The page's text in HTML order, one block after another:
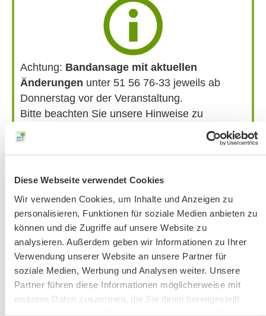
Diese Webseite verwendet Cookies
Wir verwenden Cookies, um Inhalte und Anzeigen zu
personalisieren, Funktionen für soziale Medien anbieten zu
können und die Zugriffe auf unsere Website zu
analysieren. Außerdem geben wir Informationen zu Ihrer
Verwendung unserer Website an unsere Partner für
soziale Medien, Werbung und Analysen weiter. Unsere
Partner führen diese Informationen möglicherweise mit
weiteren Daten zusammen, die Sie ihnen bereitgestellt
Achtung: Bandansage mit aktuellen
Änderungen unter 51 56 76-33 jeweils ab
Donnerstag vor der Veranstaltung.
Bitte beachten Sie unsere Hinweise zu
AKTUELLE ÄNDERUNGEN BEIM BILDUNGSWERK:
Aktuelle Änderungen bei unseren Exkursionen